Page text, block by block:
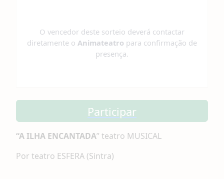
O vencedor deste sorteio deverá contactar
diretamente o Animateatro para confirmação de
presença.
Participar
“A ILHA ENCANTADA” teatro MUSICAL
Por teatro ESFERA (Sintra)